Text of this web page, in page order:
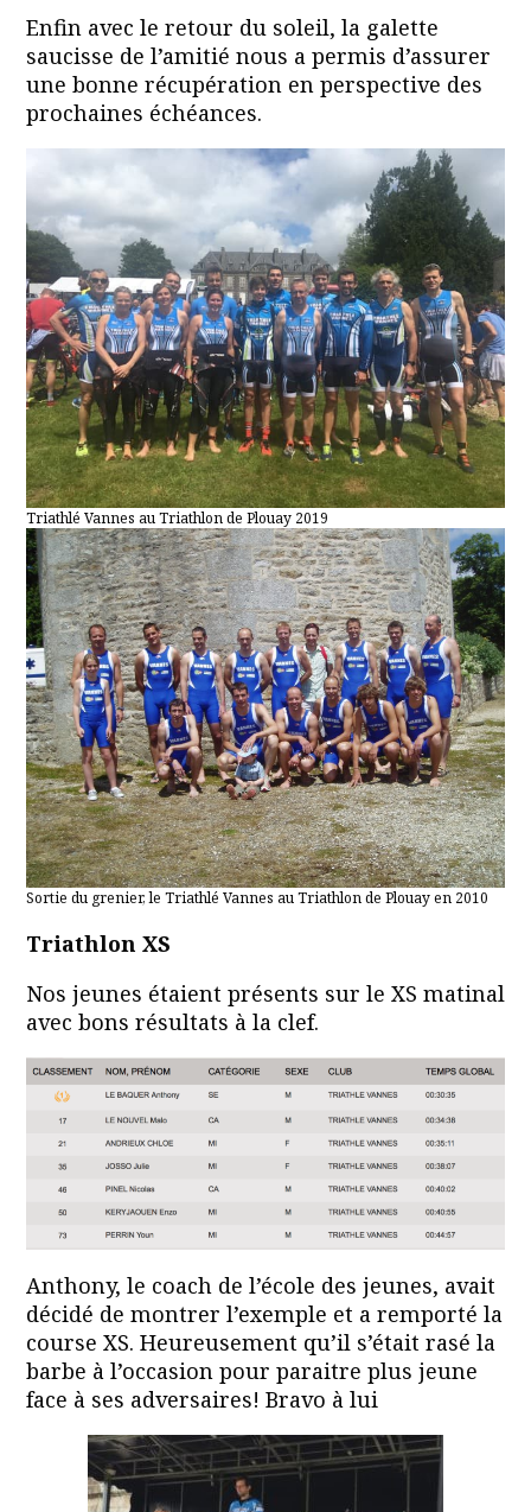
Enfin avec le retour du soleil, la galette
saucisse de l’amitié nous a permis d’assurer
une bonne récupération en perspective des
prochaines échéances.
Triathlé Vannes au Triathlon de Plouay 2019
Sortie du grenier, le Triathlé Vannes au Triathlon de Plouay en 2010
Triathlon XS
Nos jeunes étaient présents sur le XS matinal
avec bons résultats à la clef.
Anthony, le coach de l’école des jeunes, avait
décidé de montrer l’exemple et a remporté la
course XS. Heureusement qu’il s’était rasé la
barbe à l’occasion pour paraitre plus jeune
face à ses adversaires! Bravo à lui